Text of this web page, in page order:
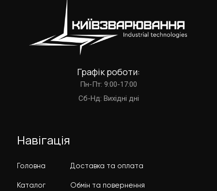
Графік роботи:
Пн-Пт: 9:00-17:00
Cб-Нд: Вихідні дні
Навігація
Головна
Каталог
Доставка та оплата
Обмін та повернення